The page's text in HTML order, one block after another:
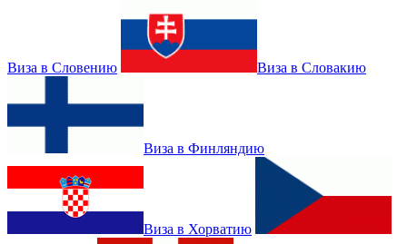
Виза в Словению Виза в Словакию
Виза в Финляндию
Виза в Хорватию